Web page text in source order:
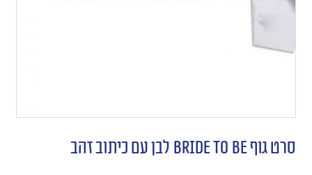
סרט גוף Bride To Be לבן עם כיתוב זהב